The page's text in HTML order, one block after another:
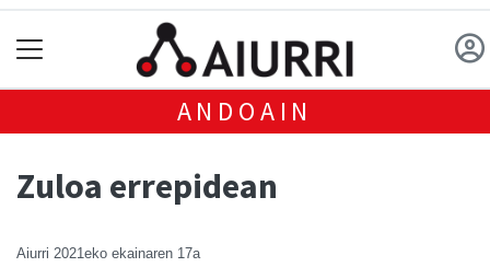
ANDOAIN
Zuloa errepidean
Aiurri 2021eko ekainaren 17a